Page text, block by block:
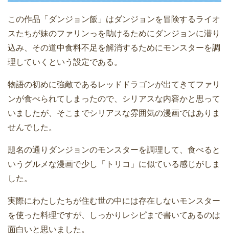
この作品「ダンジョン飯」はダンジョンを冒険するライオ
スたちが妹のファリンっを助けるためにダンジョンに潜り
込み、その道中食料不足を解消するためにモンスターを調
理していくという設定である。
物語の初めに強敵であるレッドドラゴンが出てきてファリ
ンが食べられてしまったので、シリアスな内容かと思って
いましたが、そこまでシリアスな雰囲気の漫画ではありま
せんでした。
題名の通りダンジョンのモンスターを調理して、食べると
いうグルメな漫画で少し「トリコ」に似ている感じがしま
した。
実際にわたしたちが住む世の中には存在しないモンスター
を使った料理ですが、しっかりレシピまで書いてあるのは
面白いと思いました。